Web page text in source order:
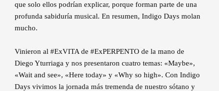
que solo ellos podrían explicar, porque forman parte de una
profunda sabiduría musical. En resumen, Indigo Days molan
mucho.
Vinieron al #ExVITA de #ExPERPENTO de la mano de
Diego Yturriaga y nos presentaron cuatro temas: «Maybe»,
«Wait and see», «Here today» y «Why so high». Con Indigo
Days vivimos la jornada más tremenda de nuestro sótano y